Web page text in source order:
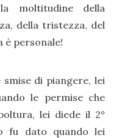
moltitudine della
della tristezza, del
è personale!
di piangere, lei
le permise che
lei diede il 2°
fu dato quando lei